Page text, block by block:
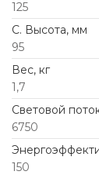
125
C. Высота, мм
95
Вес, кг
1,7
Световой
6750
150